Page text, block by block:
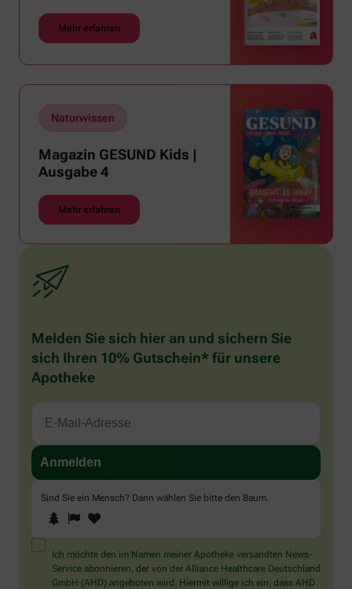
Mehr erfahren
Naturwissen
Magazin GESUND Kids |
Ausgabe 4
Mehr erfahren
Melden Sie sich hier an und sichern Sie
sich Ihren 10% Gutschein* für unsere
Apotheke
Sind Sie ein Mensch? Dann wählen Sie bitte den Baum
Sind
Sie
ein
Mensch?
Dann
wählen
1 2
Ich möchte den im Namen meiner Apotheke versandten News-
Service abonnieren, der von der Alliance Healthcare Deutschland
GmbH (AHD) angeboten wird. Hiermit willige ich ein, dass AHD